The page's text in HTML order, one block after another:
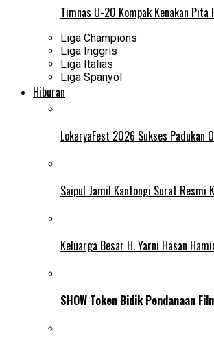
Timnas U-20 Kompak Kenakan
Liga Champions
Liga Inggris
Liga Italias
Liga Spanyol
Hiburan
LokaryaFest 2026 Sukses Padukan
Saipul Jamil Kantongi Surat Resmi
Keluarga Besar H. Yarni Hasan
SHOW Token Bidik Pendanaan